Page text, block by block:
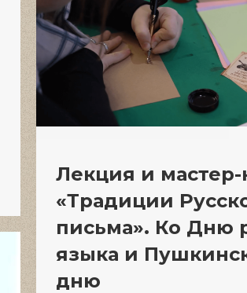
Лекция и мастер-
«Традиции
письма». Ко Дню
языка и
дню